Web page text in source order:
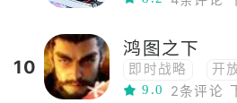
10
鸿图之下
即时战略
开
9.0
2条评论